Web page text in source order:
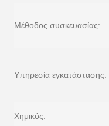
Μέθοδος συσκευασίας:
Υπηρεσία εγκατάστασης:
Χημικός: